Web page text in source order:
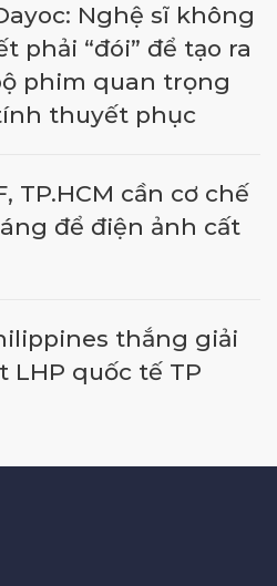
Nghệ sĩ không
phải “đói” để tạo ra
phim quan trọng
thuyết phục
TP.HCM cần cơ chế
để điện ảnh cất
thắng giải
LHP quốc tế TP